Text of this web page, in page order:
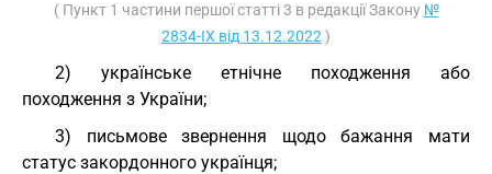
( Пункт 1 частини першої статті 3 в редакції Закону №
2834-IX від 13.12.2022 )
2) українське етнічне походження або
походження з України;
3) письмове звернення щодо бажання мати
статус закордонного українця;